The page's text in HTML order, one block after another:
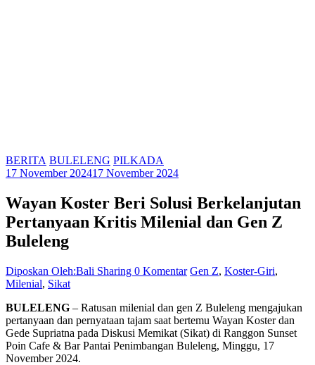
BERITA BULELENG PILKADA
17 November 202417 November 2024
Wayan Koster Beri Solusi Berkelanjutan
Pertanyaan Kritis Milenial dan Gen Z
Buleleng
Diposkan Oleh:Bali Sharing 0 Komentar Gen Z, Koster-Giri,
Milenial, Sikat
BULELENG – Ratusan milenial dan gen Z Buleleng mengajukan
pertanyaan dan pernyataan tajam saat bertemu Wayan Koster dan
Gede Supriatna pada Diskusi Memikat (Sikat) di Ranggon Sunset
Poin Cafe & Bar Pantai Penimbangan Buleleng, Minggu, 17
November 2024.